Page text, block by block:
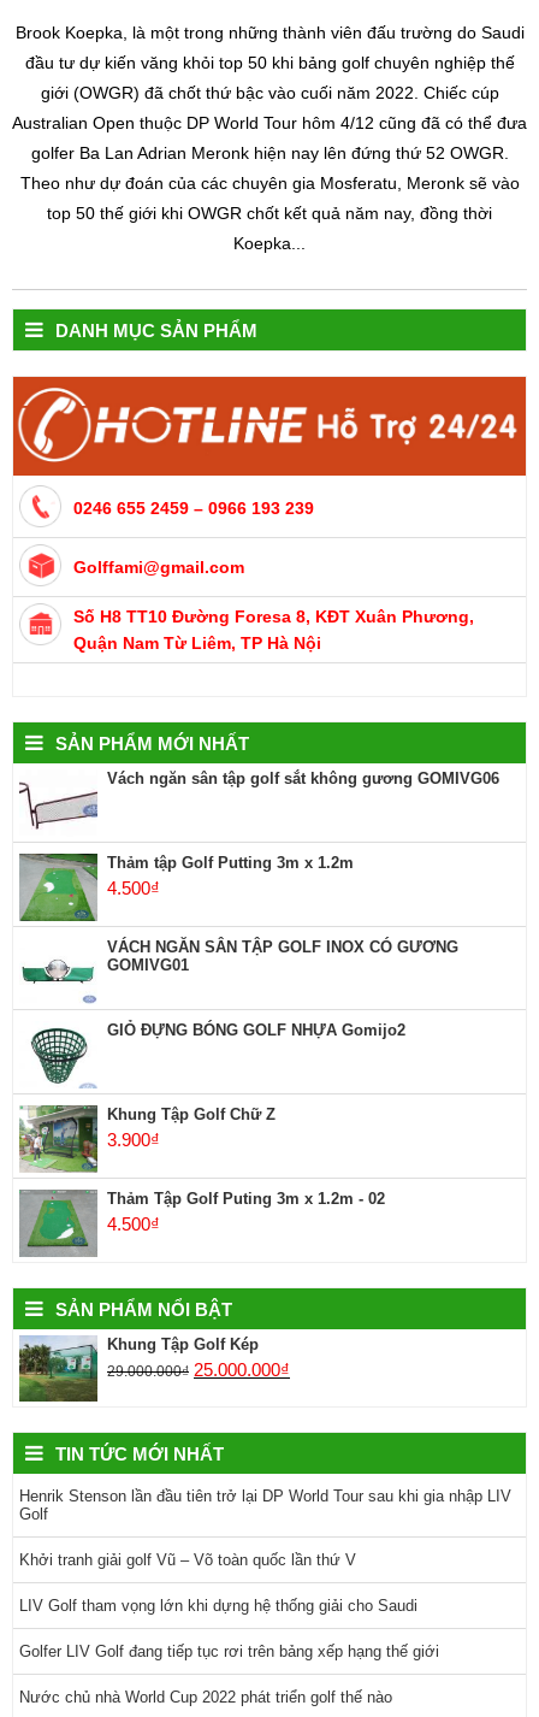
Brook Koepka, là một trong những thành viên đấu trường do Saudi
đầu tư dự kiến văng khỏi top 50 khi bảng golf chuyên nghiệp thế
giới (OWGR) đã chốt thứ bậc vào cuối năm 2022. Chiếc cúp
Australian Open thuộc DP World Tour hôm 4/12 cũng đã có thể đưa
golfer Ba Lan Adrian Meronk hiện nay lên đứng thứ 52 OWGR.
Theo như dự đoán của các chuyên gia Mosferatu, Meronk sẽ vào
top 50 thế giới khi OWGR chốt kết quả năm nay, đồng thời
Koepka...
DANH MỤC SẢN PHẨM
0246 655 2459 – 0966 193 239
Golffami@gmail.com
Số H8 TT10 Đường Foresa 8, KĐT Xuân Phương,
Quận Nam Từ Liêm, TP Hà Nội
SẢN PHẨM MỚI NHẤT
Vách ngăn sân tập golf sắt không gương GOMIVG06
Thảm tập Golf Putting 3m x 1.2m
4.500₫
VÁCH NGĂN SÂN TẬP GOLF INOX CÓ GƯƠNG
GOMIVG01
GIỎ ĐỰNG BÓNG GOLF NHỰA Gomijo2
Khung Tập Golf Chữ Z
3.900₫
Thảm Tập Golf Puting 3m x 1.2m - 02
4.500₫
SẢN PHẨM NỔI BẬT
Khung Tập Golf Kép
29.000.000₫ 25.000.000₫
TIN TỨC MỚI NHẤT
Henrik Stenson lần đầu tiên trở lại DP World Tour sau khi gia nhập LIV
Golf
Khởi tranh giải golf Vũ – Võ toàn quốc lần thứ V
LIV Golf tham vọng lớn khi dựng hệ thống giải cho Saudi
Golfer LIV Golf đang tiếp tục rơi trên bảng xếp hạng thế giới
Nước chủ nhà World Cup 2022 phát triển golf thế nào